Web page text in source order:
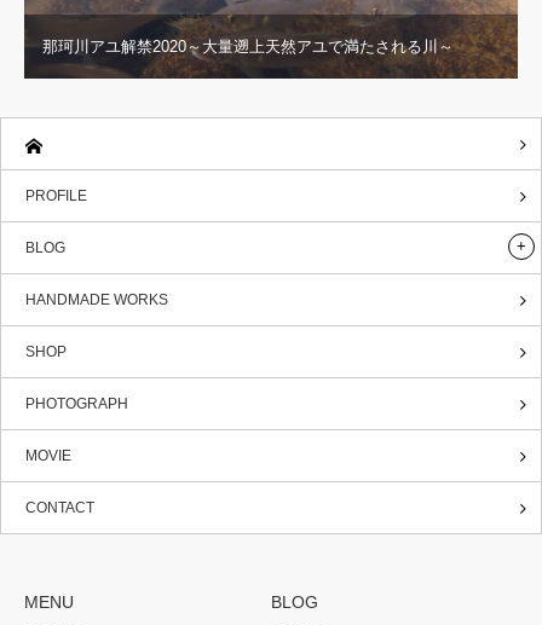
那珂川アユ解禁2020～大量遡上天然アユで満たされる川～
PROFILE
BLOG
HANDMADE WORKS
SHOP
PHOTOGRAPH
MOVIE
CONTACT
MENU BLOG